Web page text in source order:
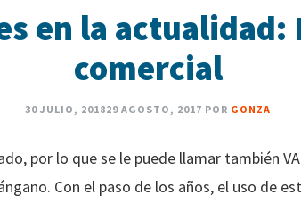
en la actualidad:
comercial
30 JULIO, 201829 AGOSTO, 2017 POR GONZA
por lo que se le puede llamar también
Con el paso de los años, el uso de